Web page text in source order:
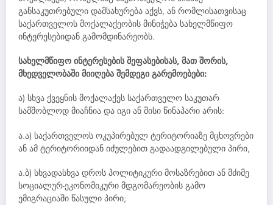
განსაკუთრებული დამსახურება აქვს, ან რომლისათვისაც
საქართველოს მოქალაქეობის მინიჭება სახელმწიფო
ინტერესებიდან გამომდინარეობს.
სახელმწიფო ინტერესების შეფასებისას, მათ შორის,
მხედველობაში მიიღება შემდეგი გარემოებები:
ა) სხვა ქვეყნის მოქალაქეს საქართველო საკუთარ
სამშობლოდ მიაჩნია და იგი ან მისი წინაპარი არის:
ა.ა) საქართველოს ოკუპირებულ ტერიტორიაზე მცხოვრები
ან ამ ტერიტორიიდან იძულებით გადაადგილებული პირი,
ა.ბ) სხვადასხვა დროს პოლიტიკური მოსაზრებით ან მძიმე
სოციალურ-ეკონომიკური მდგომარეობის გამო
ემიგრაციაში წასული პირი;